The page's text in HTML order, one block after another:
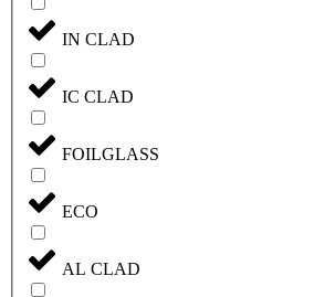
IN CLAD
IC CLAD
FOILGLASS
ECO
AL CLAD